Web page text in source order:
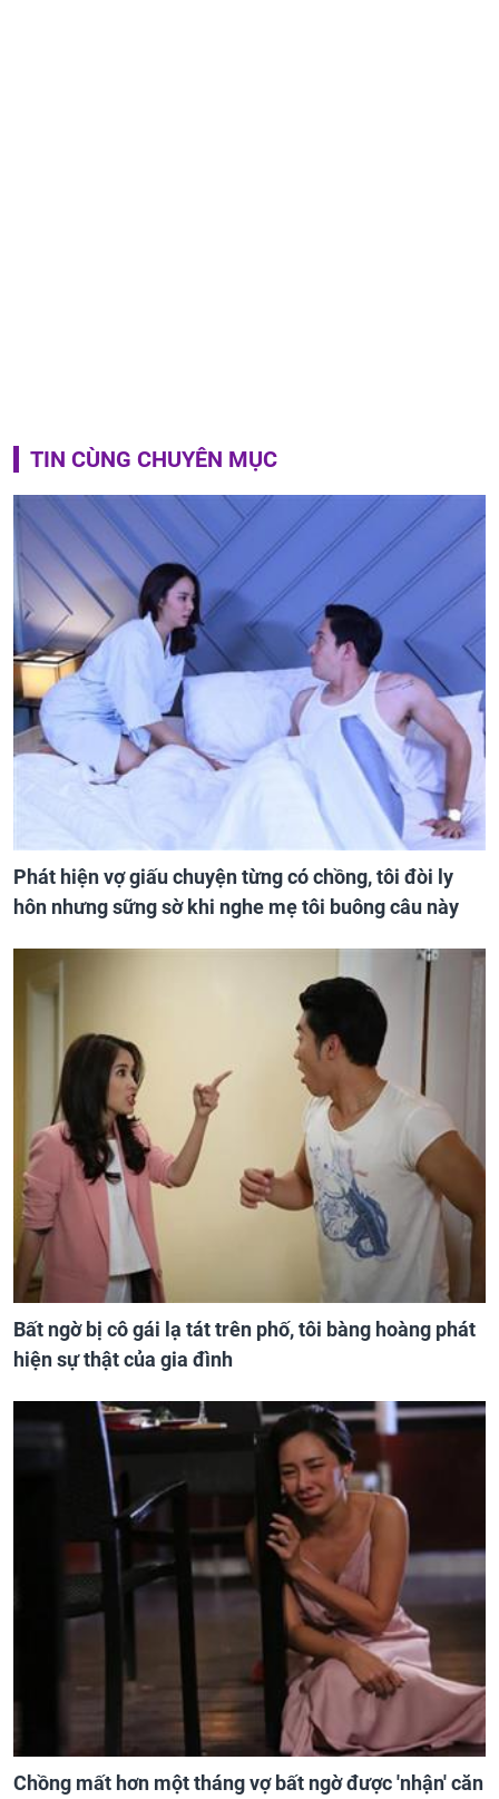
TIN CÙNG CHUYÊN MỤC
Phát hiện vợ giấu chuyện từng có chồng, tôi đòi ly
hôn nhưng sững sờ khi nghe mẹ tôi buông câu này
Bất ngờ bị cô gái lạ tát trên phố, tôi bàng hoàng phát
hiện sự thật của gia đình
Chồng mất hơn một tháng vợ bất ngờ được 'nhận' căn